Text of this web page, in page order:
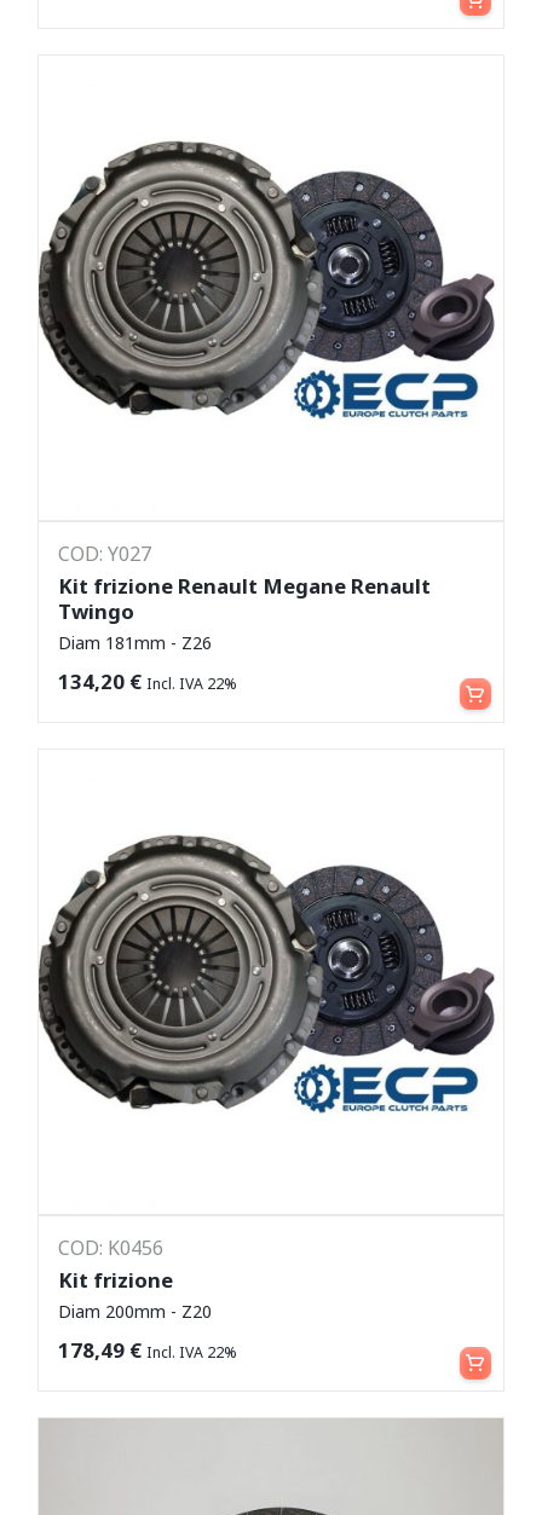
COD: Y027
Kit frizione Renault Megane Renault
Twingo
Diam 181mm - Z26
134,20 € Incl. IVA 22% Aggiungi al carrello
COD: K0456
Kit frizione
Diam 200mm - Z20
178,49 € Incl. IVA 22% Leggi tutto